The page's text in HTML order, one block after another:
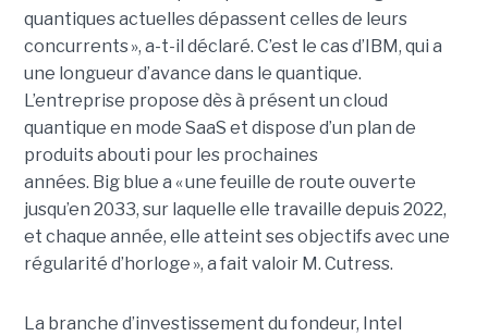
quantiques actuelles dépassent celles de leurs
concurrents », a-t-il déclaré. C’est le cas d’IBM, qui a
une longueur d’avance dans le quantique.
L’entreprise propose dès à présent un cloud
quantique en mode SaaS et dispose d’un plan de
produits abouti pour les prochaines
années. Big blue a « une feuille de route ouverte
jusqu’en 2033, sur laquelle elle travaille depuis 2022,
et chaque année, elle atteint ses objectifs avec une
régularité d’horloge », a fait valoir M. Cutress.
La branche d’investissement du fondeur, Intel